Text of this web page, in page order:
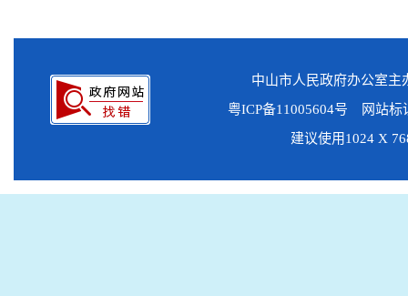
中山市人民政府办公室
粤ICP备11005604号 网站标
建议使用1024 X